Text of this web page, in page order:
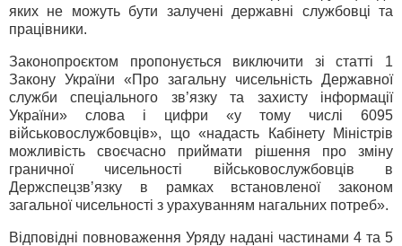
яких не можуть бути залучені державні службовці та
працівники.
Законопроєктом пропонується виключити зі статті 1
Закону України «Про загальну чисельність Державної
служби спеціального зв’язку та захисту інформації
України» слова і цифри «у тому числі 6095
військовослужбовців», що «надасть Кабінету Міністрів
можливість своєчасно приймати рішення про зміну
граничної чисельності військовослужбовців в
Держспецзвʼязку в рамках встановленої законом
загальної чисельності з урахуванням нагальних потреб».
Відповідні повноваження Уряду надані частинами 4 та 5